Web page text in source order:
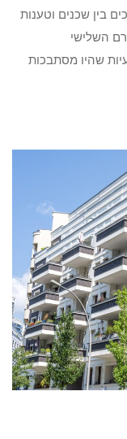
שכנים וטענות
השלישי
שהיו מסתבכות